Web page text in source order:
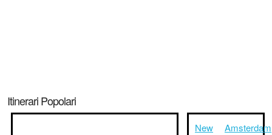
Itinerari Popolari
New
Amsterdam